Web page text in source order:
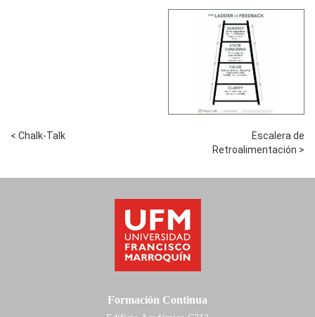
< Chalk-Talk
Escalera de
Retroalimentación >
Formación Continua